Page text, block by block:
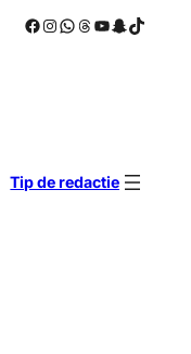
Facebook
Instagram
WhatsApp
Threads
YouTube
Snapchat
TikTok
Tip de redactie